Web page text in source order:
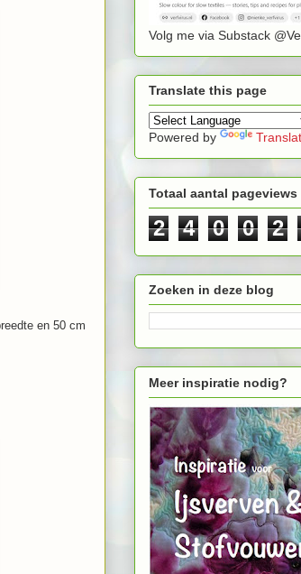
en 50 cm
Volg me via Substack
Translate this page
Powered by
Totaal aantal pageviews
2 4 0 0 2
Zoeken in deze blog
Meer inspiratie nodig?